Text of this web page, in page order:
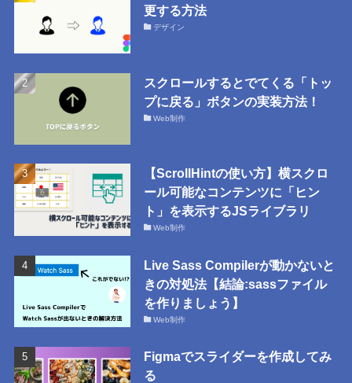
更する方法
デザイン
スクロールするとでてくる「トッ
プに戻る」ボタンの実装方法！
Web制作
【ScrollHintの使い方】横スクロ
ール可能なコンテンツに「ヒン
ト」を表示するJSライブラリ
Web制作
Live Sass Compilerが動かないと
きの対処法【結論:sassファイル
を作りましょう】
Web制作
Figmaでスライダーを作成してみ
る